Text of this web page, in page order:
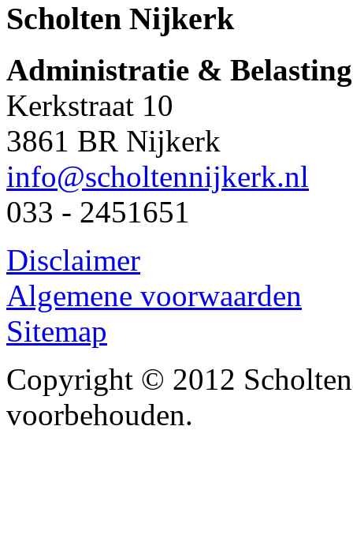
Scholten Nijkerk
Administratie &
Kerkstraat 10
3861 BR Nijkerk
info@scholtennijkerk.nl
033 - 2451651
Disclaimer
Algemene voorwaarden
Sitemap
Copyright © 2012
voorbehouden.